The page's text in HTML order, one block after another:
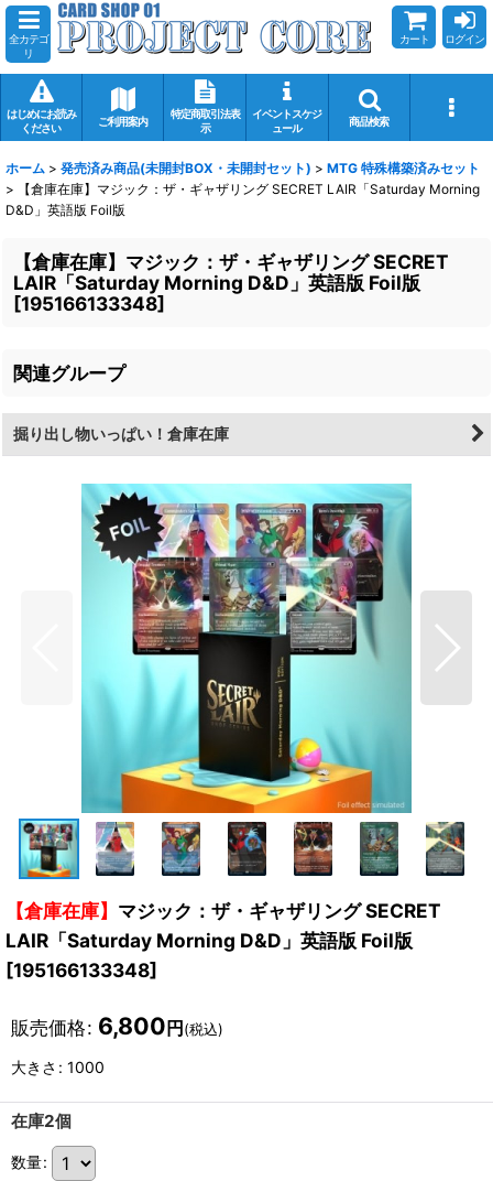
全カテゴ
リ
カート ログイン
はじめにお読み
ください
ご利用案内
特定商取引法表
示
イベントスケジ
ュール
商品検索
ホーム > 発売済み商品(未開封BOX・未開封セット) > MTG 特殊構築済みセット
>
【倉庫在庫】マジック：ザ・ギャザリング SECRET LAIR「Saturday Morning
D&D」英語版 Foil版
【倉庫在庫】マジック：ザ・ギャザリング SECRET
LAIR「Saturday Morning D&D」英語版 Foil版
[195166133348]
関連グループ
掘り出し物いっぱい！倉庫在庫
【倉庫在庫】 マジック：ザ・ギャザリング SECRET
LAIR「Saturday Morning D&D」英語版 Foil版
[195166133348]
販売価格: 6,800 円 (税込)
大きさ : 1000
在庫2個
数量: